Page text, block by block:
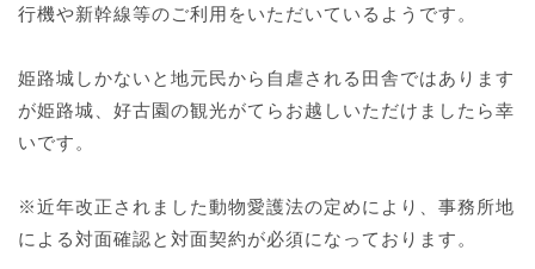
行機や新幹線等のご利用をいただいているようです。
姫路城しかないと地元民から自虐される田舎ではあります
が姫路城、好古園の観光がてらお越しいただけましたら幸
いです。
※近年改正されました動物愛護法の定めにより、事務所地
による対面確認と対面契約が必須になっております。